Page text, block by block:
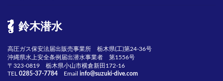
鈴木潜水
高圧ガス保安法届出販売事業所 栃木県(工)第24-36号
沖縄県水上安全条例届出潜水事業者 第1556号
〒323-0819 栃木県小山市横倉新田172-16
TEL 0285-37-7784 Email info@suzuki-dive.com